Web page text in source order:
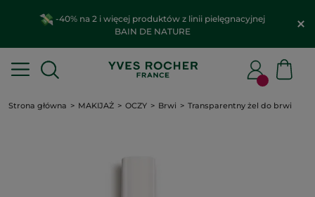
-40% na 2 i więcej produktów z linii pielęgnacyjnej
BAIN DE NATURE
Strona główna MAKIJAŻ OCZY Brwi Transparentny żel do brwi